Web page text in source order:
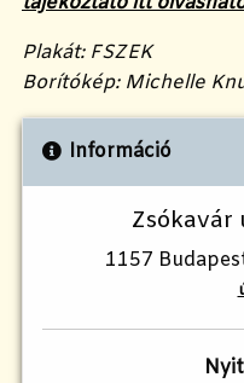
Plakát: FSZEK
Borítókép: Michelle
Információ
Zsókavár
1157